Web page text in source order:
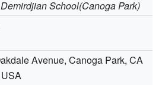
School(Canoga Park)
Avenue, Canoga Park, CA